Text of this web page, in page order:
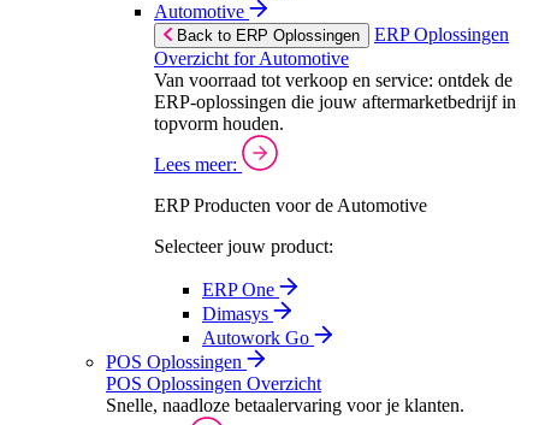
Automotive
Back to ERP Oplossingen
ERP Oplossingen
Overzicht for Automotive
Van voorraad tot verkoop en service: ontdek de
ERP-oplossingen die jouw aftermarketbedrijf in
topvorm houden.
Lees meer:
ERP Producten voor de Automotive
Selecteer jouw product:
ERP One
Dimasys
Autowork Go
POS Oplossingen
POS Oplossingen Overzicht
Snelle, naadloze betaalervaring voor je klanten.